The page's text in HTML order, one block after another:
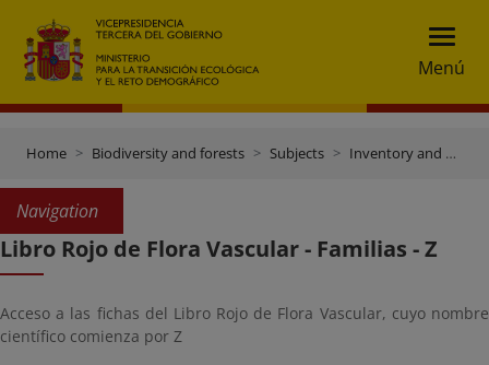
Menú
Home Biodiversity and forests Subjects Inventory and data gateway
Navigation
Libro Rojo de Flora Vascular - Familias - Z
Acceso a las fichas del Libro Rojo de Flora Vascular, cuyo nombre
científico comienza por Z